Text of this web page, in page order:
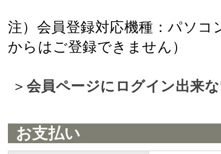
注）会員登録対応機種：パソ
からはご登録できません）
＞ 会員ページにログイン出来
お支払い